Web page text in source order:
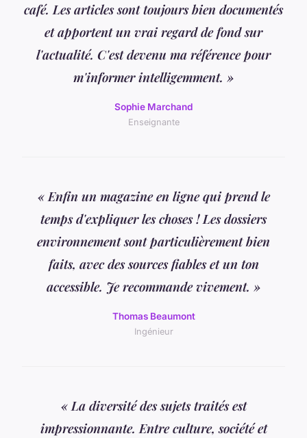
café. Les articles sont toujours bien documentés
et apportent un vrai regard de fond sur
l'actualité. C'est devenu ma référence pour
m'informer intelligemment. »
Sophie Marchand
Enseignante
« Enfin un magazine en ligne qui prend le
temps d'expliquer les choses ! Les dossiers
environnement sont particulièrement bien
faits, avec des sources fiables et un ton
accessible. Je recommande vivement. »
Thomas Beaumont
Ingénieur
« La diversité des sujets traités est
impressionnante. Entre culture, société et